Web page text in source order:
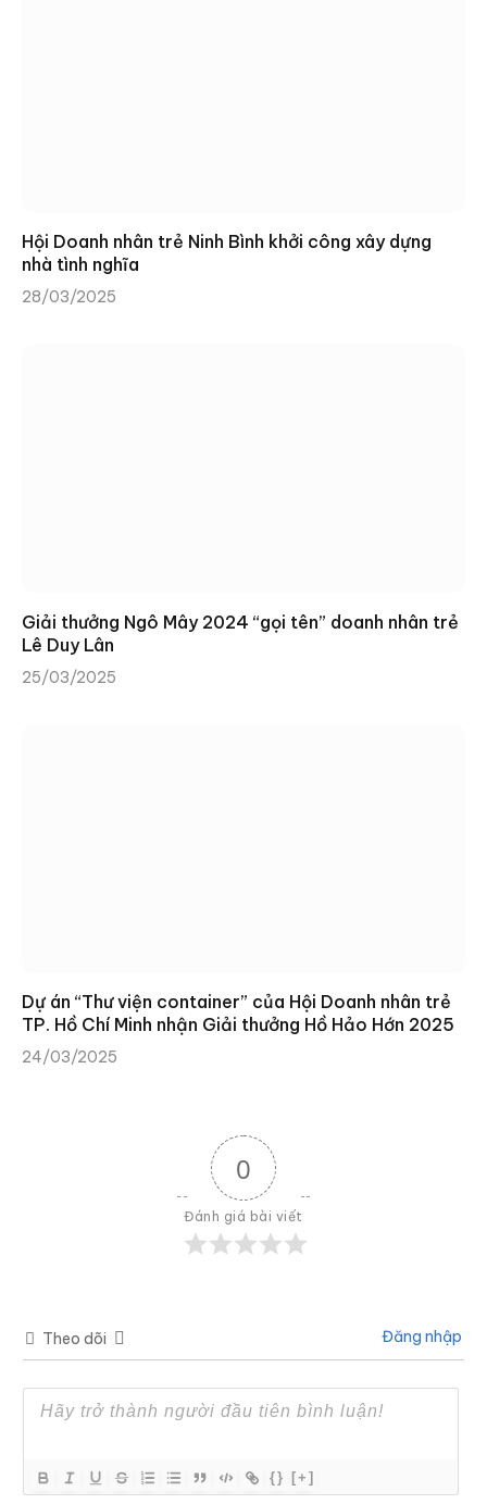
Hội Doanh nhân trẻ Ninh Bình khởi công xây dựng
nhà tình nghĩa
28/03/2025
Giải thưởng Ngô Mây 2024 “gọi tên” doanh nhân trẻ
Lê Duy Lân
25/03/2025
Dự án “Thư viện container” của Hội Doanh nhân trẻ
TP. Hồ Chí Minh nhận Giải thưởng Hồ Hảo Hớn 2025
24/03/2025
0
Đánh giá bài viết
Theo dõi Đăng nhập
{} [+]